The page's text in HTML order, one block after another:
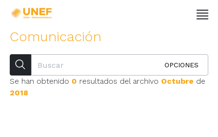
Comunicación
OPCIONES
Se han obtenido 0 resultados del archivo Octubre de
2018